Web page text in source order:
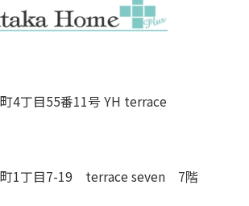
4丁目55番11号 YH terrace
町1丁目7-19 terrace seven 7階